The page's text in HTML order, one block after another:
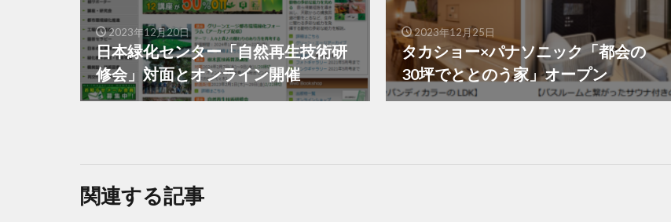
2023年12月20日
日本緑化センター「自然再生技術研
修会」対面とオンライン開催
2023年12月25日
タカショー×パナソニック「都会の
30坪でととのう家」オープン
関連する記事